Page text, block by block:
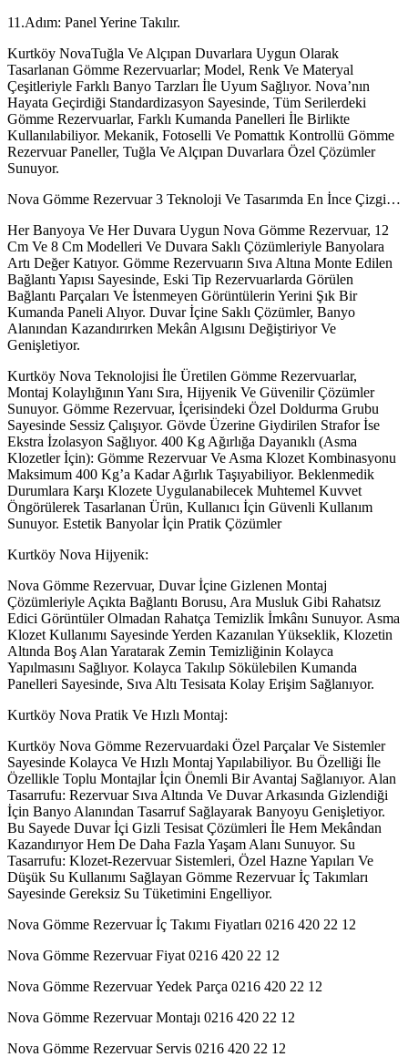
11.Adım: Panel Yerine Takılır.
Kurtköy NovaTuğla Ve Alçıpan Duvarlara Uygun Olarak
Tasarlanan Gömme Rezervuarlar; Model, Renk Ve Materyal
Çeşitleriyle Farklı Banyo Tarzları İle Uyum Sağlıyor. Nova’nın
Hayata Geçirdiği Standardizasyon Sayesinde, Tüm Serilerdeki
Gömme Rezervuarlar, Farklı Kumanda Panelleri İle Birlikte
Kullanılabiliyor. Mekanik, Fotoselli Ve Pomattık Kontrollü Gömme
Rezervuar Paneller, Tuğla Ve Alçıpan Duvarlara Özel Çözümler
Sunuyor.
Nova Gömme Rezervuar 3 Teknoloji Ve Tasarımda En İnce Çizgi…
Her Banyoya Ve Her Duvara Uygun Nova Gömme Rezervuar, 12
Cm Ve 8 Cm Modelleri Ve Duvara Saklı Çözümleriyle Banyolara
Artı Değer Katıyor. Gömme Rezervuarın Sıva Altına Monte Edilen
Bağlantı Yapısı Sayesinde, Eski Tip Rezervuarlarda Görülen
Bağlantı Parçaları Ve İstenmeyen Görüntülerin Yerini Şık Bir
Kumanda Paneli Alıyor. Duvar İçine Saklı Çözümler, Banyo
Alanından Kazandırırken Mekân Algısını Değiştiriyor Ve
Genişletiyor.
Kurtköy Nova Teknolojisi İle Üretilen Gömme Rezervuarlar,
Montaj Kolaylığının Yanı Sıra, Hijyenik Ve Güvenilir Çözümler
Sunuyor. Gömme Rezervuar, İçerisindeki Özel Doldurma Grubu
Sayesinde Sessiz Çalışıyor. Gövde Üzerine Giydirilen Strafor İse
Ekstra İzolasyon Sağlıyor. 400 Kg Ağırlığa Dayanıklı (Asma
Klozetler İçin): Gömme Rezervuar Ve Asma Klozet Kombinasyonu
Maksimum 400 Kg’a Kadar Ağırlık Taşıyabiliyor. Beklenmedik
Durumlara Karşı Klozete Uygulanabilecek Muhtemel Kuvvet
Öngörülerek Tasarlanan Ürün, Kullanıcı İçin Güvenli Kullanım
Sunuyor. Estetik Banyolar İçin Pratik Çözümler
Kurtköy Nova Hijyenik:
Nova Gömme Rezervuar, Duvar İçine Gizlenen Montaj
Çözümleriyle Açıkta Bağlantı Borusu, Ara Musluk Gibi Rahatsız
Edici Görüntüler Olmadan Rahatça Temizlik İmkânı Sunuyor. Asma
Klozet Kullanımı Sayesinde Yerden Kazanılan Yükseklik, Klozetin
Altında Boş Alan Yaratarak Zemin Temizliğinin Kolayca
Yapılmasını Sağlıyor. Kolayca Takılıp Sökülebilen Kumanda
Panelleri Sayesinde, Sıva Altı Tesisata Kolay Erişim Sağlanıyor.
Kurtköy Nova Pratik Ve Hızlı Montaj:
Kurtköy Nova Gömme Rezervuardaki Özel Parçalar Ve Sistemler
Sayesinde Kolayca Ve Hızlı Montaj Yapılabiliyor. Bu Özelliği İle
Özellikle Toplu Montajlar İçin Önemli Bir Avantaj Sağlanıyor. Alan
Tasarrufu: Rezervuar Sıva Altında Ve Duvar Arkasında Gizlendiği
İçin Banyo Alanından Tasarruf Sağlayarak Banyoyu Genişletiyor.
Bu Sayede Duvar İçi Gizli Tesisat Çözümleri İle Hem Mekândan
Kazandırıyor Hem De Daha Fazla Yaşam Alanı Sunuyor. Su
Tasarrufu: Klozet-Rezervuar Sistemleri, Özel Hazne Yapıları Ve
Düşük Su Kullanımı Sağlayan Gömme Rezervuar İç Takımları
Sayesinde Gereksiz Su Tüketimini Engelliyor.
Nova Gömme Rezervuar İç Takımı Fiyatları 0216 420 22 12
Nova Gömme Rezervuar Fiyat 0216 420 22 12
Nova Gömme Rezervuar Yedek Parça 0216 420 22 12
Nova Gömme Rezervuar Montajı 0216 420 22 12
Nova Gömme Rezervuar Servis 0216 420 22 12